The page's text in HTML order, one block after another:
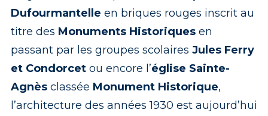
Dufourmantelle en briques rouges inscrit au
titre des Monuments Historiquesen
passant par les groupes scolaires Jules Ferry
et Condorcetou encore l’église Sainte-
Agnèsclassée Monument Historique,
l’architecture des années 1930 est aujourd’hui